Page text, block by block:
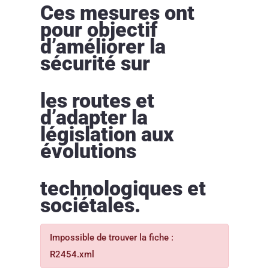
Ces mesures ont
pour objectif
d’améliorer la
sécurité sur
les routes et
d’adapter la
législation aux
évolutions
technologiques et
sociétales.
Impossible de trouver la fiche :
R2454.xml